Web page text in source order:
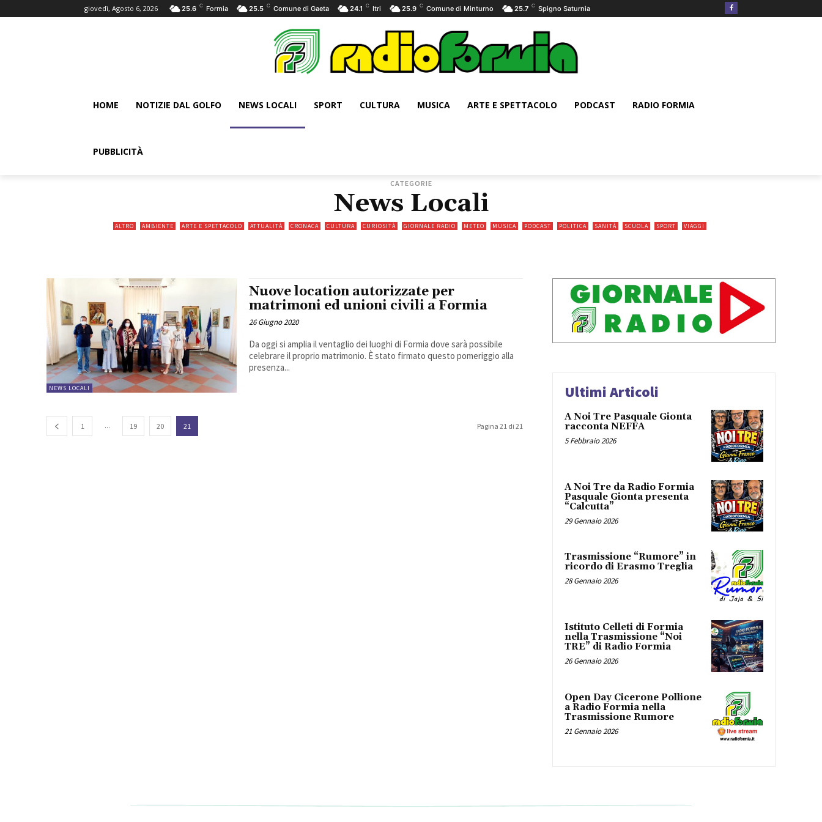
giovedì, Agosto 6, 2026 25.6 C Formia 25.5 C Comune di Gaeta 24.1 C Itri 25.9 C Comune di Minturno 25.7 C Spigno Saturnia
HOME NOTIZIE DAL GOLFO NEWS LOCALI SPORT CULTURA MUSICA ARTE E SPETTACOLO PODCAST RADIO FORMIA
PUBBLICITÀ
CATEGORIE
News Locali
ALTRO AMBIENTE ARTE E SPETTACOLO ATTUALITÀ CRONACA CULTURA CURIOSITÀ GIORNALE RADIO METEO MUSICA PODCAST POLITICA SANITÀ SCUOLA SPORT VIAGGI
NEWS LOCALI
Nuove location autorizzate per
matrimoni ed unioni civili a Formia
26 Giugno 2020
Da oggi si amplia il ventaglio dei luoghi di Formia dove sarà possibile
celebrare il proprio matrimonio. È stato firmato questo pomeriggio alla
presenza...
1 ... 19 20 21 Pagina 21 di 21
Ultimi Articoli
A Noi Tre Pasquale Gionta
racconta NEFFA
5 Febbraio 2026
A Noi Tre da Radio Formia
Pasquale Gionta presenta
“Calcutta”
29 Gennaio 2026
Trasmissione “Rumore” in
ricordo di Erasmo Treglia
28 Gennaio 2026
Istituto Celleti di Formia
nella Trasmissione “Noi
TRE” di Radio Formia
26 Gennaio 2026
Open Day Cicerone Pollione
a Radio Formia nella
Trasmissione Rumore
21 Gennaio 2026